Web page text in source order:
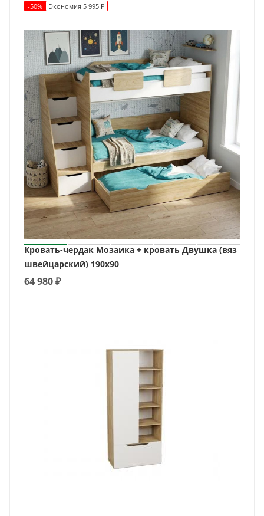
-50% Экономия 5 995 ₽
Кровать-чердак Мозаика + кровать Двушка (вяз
швейцарский) 190х90
64 980₽